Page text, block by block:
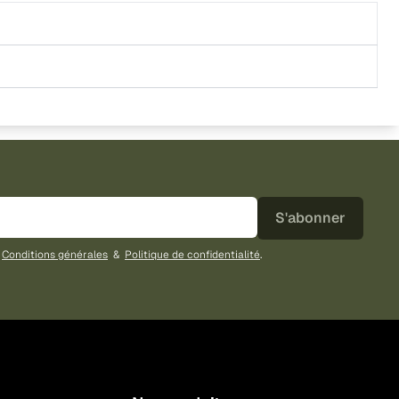
S'abonner
Conditions générales & Politique de confidentialité.